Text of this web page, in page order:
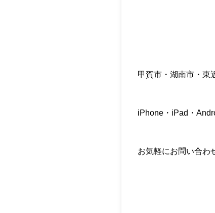
甲賀市・湖南市・東
iPhone・iPad・
お気軽にお問い合わ